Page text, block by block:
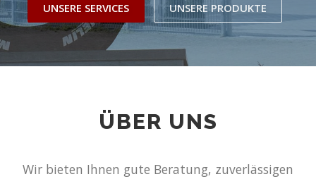
UNSERE SERVICES UNSERE PRODUKTE
ÜBER UNS
Wir bieten Ihnen gute Beratung, zuverlässigen